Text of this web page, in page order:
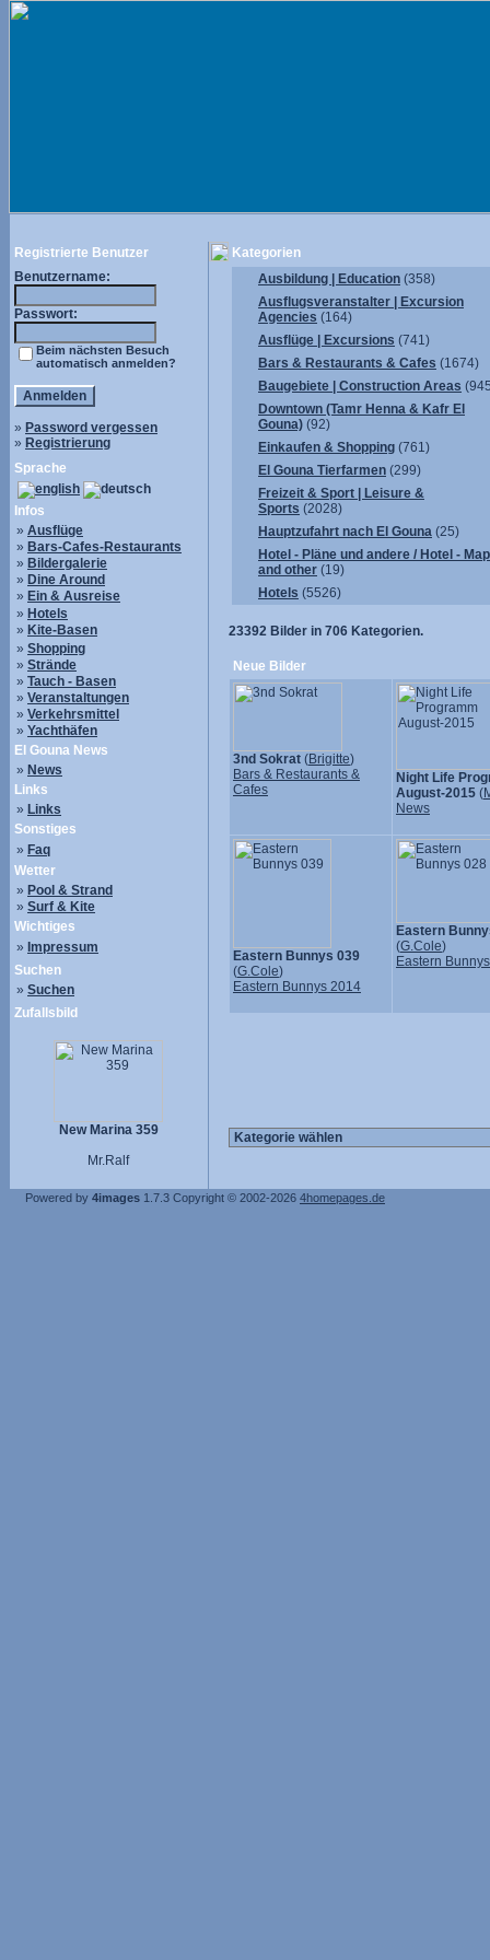
Registrierte Benutzer
Benutzername:
Passwort:
Beim nächsten Besuch
automatisch anmelden?
» Password vergessen
» Registrierung
Sprache
Infos
» Ausflüge
» Bars-Cafes-Restaurants
» Bildergalerie
» Dine Around
» Ein & Ausreise
» Hotels
» Kite-Basen
» Shopping
» Strände
» Tauch - Basen
» Veranstaltungen
» Verkehrsmittel
» Yachthäfen
El Gouna News
» News
Links
» Links
Sonstiges
» Faq
Wetter
» Pool & Strand
» Surf & Kite
Wichtiges
» Impressum
Suchen
» Suchen
Zufallsbild
New Marina 359
Mr.Ralf
Kategorien
Ausbildung | Education (358)
Ausflugsveranstalter | Excursion
Agencies (164)
Ausflüge | Excursions (741)
Bars & Restaurants & Cafes (1674)
Baugebiete | Construction Areas
Downtown (Tamr Henna & Kafr El
Gouna) (92)
Einkaufen & Shopping (761)
El Gouna Tierfarmen (299)
Freizeit & Sport | Leisure &
Sports (2028)
Hauptzufahrt nach El Gouna (25)
Hotel - Pläne und andere / Hotel -
and other (19)
Hotels (5526)
23392 Bilder in 706 Kategorien.
Neue Bilder
3nd Sokrat (Brigitte)
Bars & Restaurants &
Cafes
Night Life
August-2015 (
News
Eastern Bunnys 039
(G.Cole)
Eastern Bunnys 2014
Eastern
(G.Cole)
Eastern
Powered by 4images 1.7.3 Copyright © 2002-2026 4homepages.de